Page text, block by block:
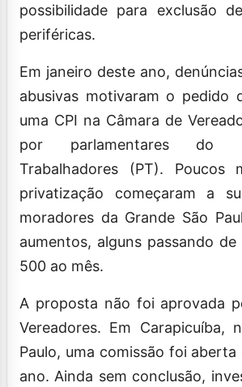
possibilidade para exclusão
periféricas.
Em janeiro deste ano,
abusivas motivaram o pedido
uma CPI na Câmara de
por parlamentares do
Trabalhadores (PT). Poucos
privatização começaram a
moradores da Grande São
aumentos, alguns passando
500 ao mês.
A proposta não foi aprovada
Vereadores. Em Carapicuíba,
Paulo, uma comissão foi
ano. Ainda sem conclusão,